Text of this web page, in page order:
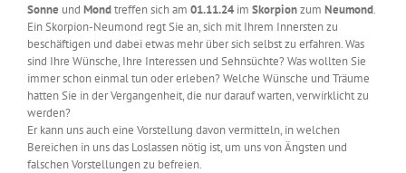
Sonne und Mondtreffen sich am 01.11.24im Skorpionzum Neumond.
Ein Skorpion-Neumond regt Sie an, sich mit Ihrem Innersten zu
beschäftigen und dabei etwas mehr über sich selbst zu erfahren. Was
sind Ihre Wünsche, Ihre Interessen und Sehnsüchte? Was wollten Sie
immer schon einmal tun oder erleben? Welche Wünsche und Träume
hatten Sie in der Vergangenheit, die nur darauf warten, verwirklicht zu
werden?
Er kann uns auch eine Vorstellung davon vermitteln, in welchen
Bereichen in uns das Loslassen nötig ist, um uns von Ängsten und
falschen Vorstellungen zu befreien.